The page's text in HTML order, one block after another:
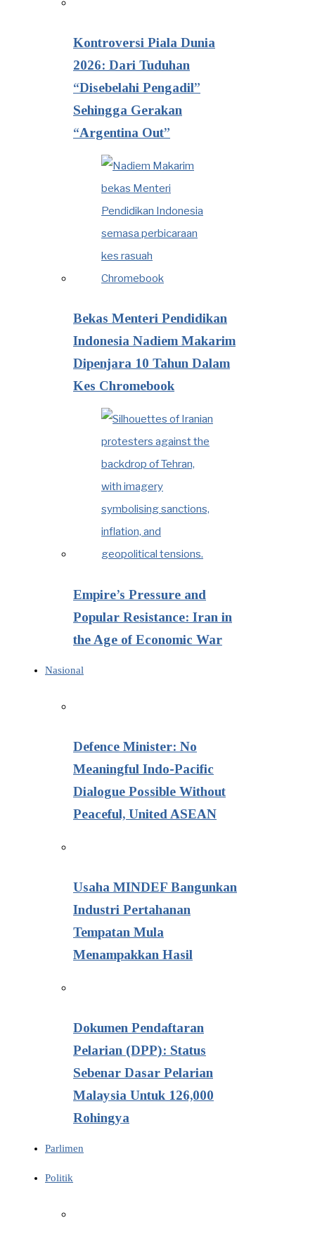
Kontroversi Piala Dunia
2026: Dari Tuduhan
“Disebelahi Pengadil”
Sehingga Gerakan
“Argentina Out”
Bekas Menteri Pendidikan
Indonesia Nadiem Makarim
Dipenjara 10 Tahun Dalam
Kes Chromebook
Empire’s Pressure and
Popular Resistance: Iran in
the Age of Economic War
Nasional
Defence Minister: No
Meaningful Indo-Pacific
Dialogue Possible Without
Peaceful, United ASEAN
Usaha MINDEF Bangunkan
Industri Pertahanan
Tempatan Mula
Menampakkan Hasil
Dokumen Pendaftaran
Pelarian (DPP): Status
Sebenar Dasar Pelarian
Malaysia Untuk 126,000
Rohingya
Parlimen
Politik